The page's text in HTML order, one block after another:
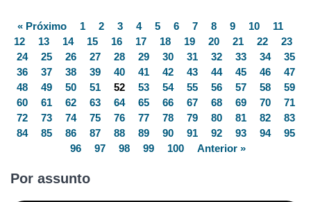
« Próximo 1 2 3 4 5 6 7 8 9 10
11
12
13 14 15 16 17 18 19 20 21 22
23
24
25 26 27 28 29 30 31 32 33 34
35
36
37 38 39 40 41 42 43 44 45 46
47
48
49 50 51 52 53 54 55 56 57 58
59
60
61 62 63 64 65 66 67 68 69 70
71
72
73 74 75 76 77 78 79 80 81 82
83
84
85 86 87 88 89 90 91 92 93 94
95
96
97 98 99 100 Anterior »
Por assunto